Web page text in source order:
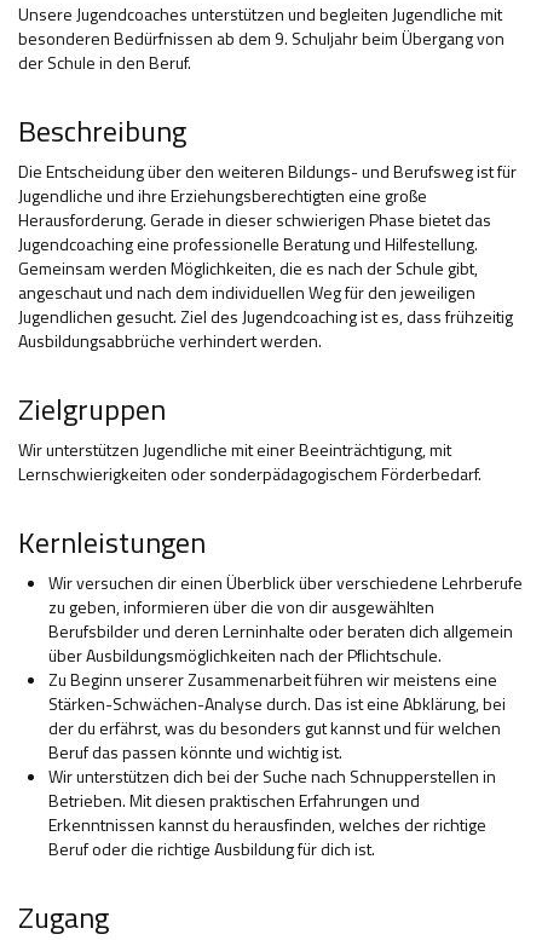
Unsere Jugendcoaches unterstützen und begleiten Jugendliche mit
besonderen Bedürfnissen ab dem 9. Schuljahr beim Übergang von
der Schule in den Beruf.
Beschreibung
Die Entscheidung über den weiteren Bildungs- und Berufsweg ist für
Jugendliche und ihre Erziehungsberechtigten eine große
Herausforderung. Gerade in dieser schwierigen Phase bietet das
Jugendcoaching eine professionelle Beratung und Hilfestellung.
Gemeinsam werden Möglichkeiten, die es nach der Schule gibt,
angeschaut und nach dem individuellen Weg für den jeweiligen
Jugendlichen gesucht. Ziel des Jugendcoaching ist es, dass frühzeitig
Ausbildungsabbrüche verhindert werden.
Zielgruppen
Wir unterstützen Jugendliche mit einer Beeinträchtigung, mit
Lernschwierigkeiten oder sonderpädagogischem Förderbedarf.
Kernleistungen
Wir versuchen dir einen Überblick über verschiedene Lehrberufe
zu geben, informieren über die von dir ausgewählten
Berufsbilder und deren Lerninhalte oder beraten dich allgemein
über Ausbildungsmöglichkeiten nach der Pflichtschule.
Zu Beginn unserer Zusammenarbeit führen wir meistens eine
Stärken-Schwächen-Analyse durch. Das ist eine Abklärung, bei
der du erfährst, was du besonders gut kannst und für welchen
Beruf das passen könnte und wichtig ist.
Wir unterstützen dich bei der Suche nach Schnupperstellen in
Betrieben. Mit diesen praktischen Erfahrungen und
Erkenntnissen kannst du herausfinden, welches der richtige
Beruf oder die richtige Ausbildung für dich ist.
Zugang
Wohnen